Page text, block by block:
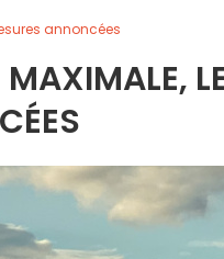
annoncées